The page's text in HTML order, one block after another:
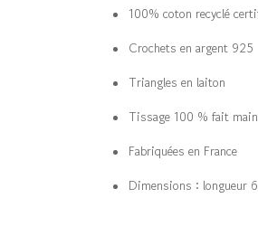
100% coton recyclé
Crochets en argent 925
Triangles en laiton
Tissage 100 % fait main
Fabriquées en France
Dimensions : longueur